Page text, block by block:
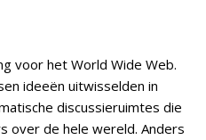
voor het World Wide Web.
ideeën uitwisselden in
discussieruimtes die
over de hele wereld. Anders